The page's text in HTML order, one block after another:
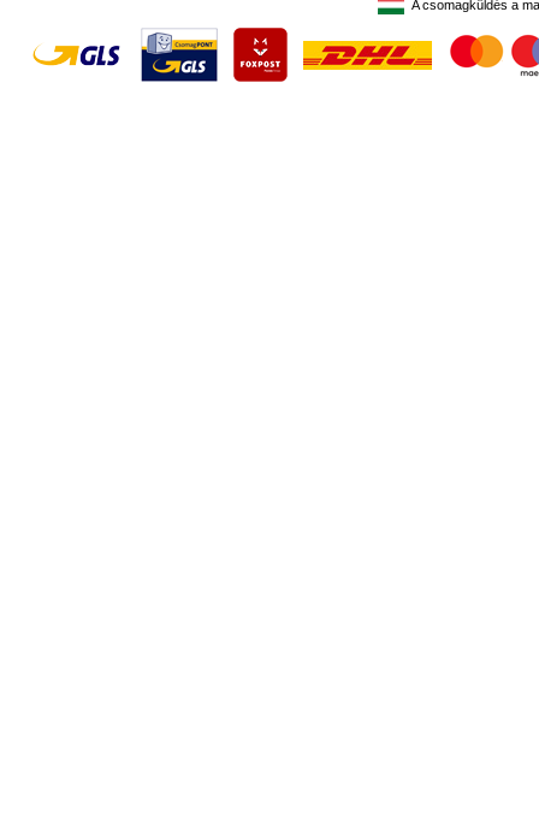
A csomagküldés a